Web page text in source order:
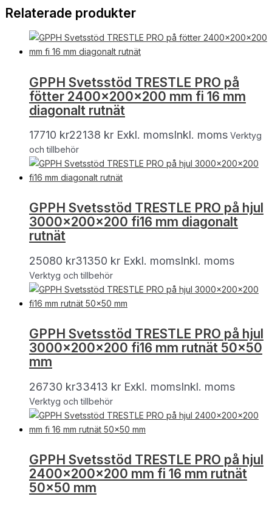
Relaterade produkter
GPPH Svetsstöd TRESTLE PRO på
fötter 2400x200x200 mm fi 16 mm
diagonalt rutnät
17710 kr22138 kr Exkl. momsInkl. moms Verktyg
och tillbehör
GPPH Svetsstöd TRESTLE PRO på hjul
3000x200x200 fi16 mm diagonalt
rutnät
25080 kr31350 kr Exkl. momsInkl. moms
Verktyg och tillbehör
GPPH Svetsstöd TRESTLE PRO på hjul
3000x200x200 fi16 mm rutnät 50×50
mm
26730 kr33413 kr Exkl. momsInkl. moms
Verktyg och tillbehör
GPPH Svetsstöd TRESTLE PRO på hjul
2400x200x200 mm fi 16 mm rutnät
50×50 mm